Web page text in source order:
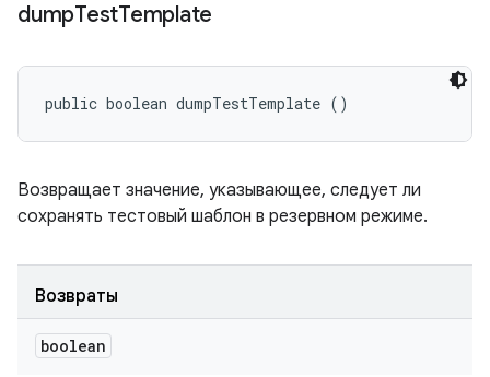
dumpTestTemplate
public boolean dumpTestTemplate ()
Возвращает значение, указывающее, следует ли
сохранять тестовый шаблон в резервном режиме.
Возвраты
boolean